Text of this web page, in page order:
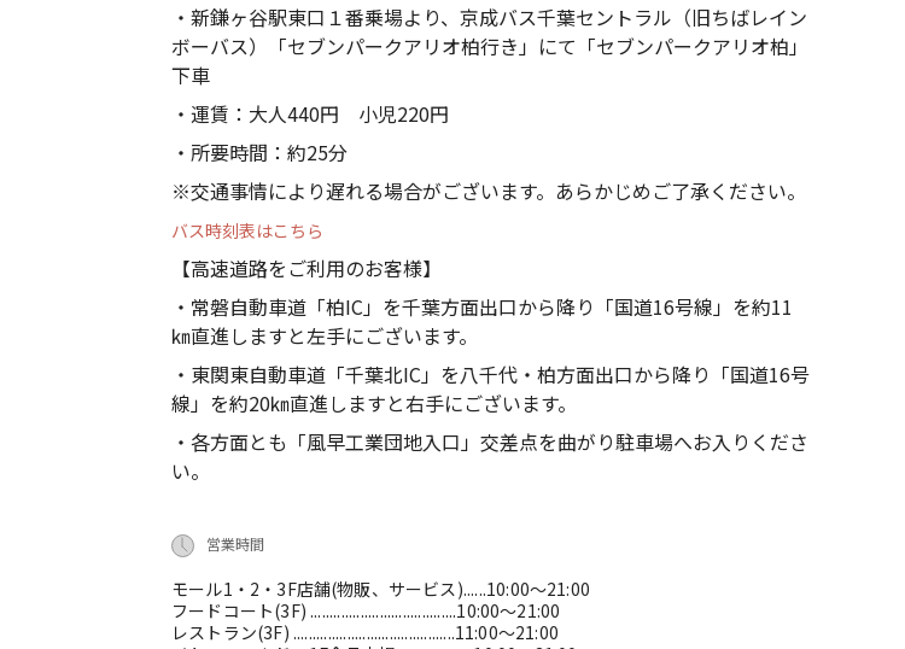
・新鎌ヶ谷駅東口１番乗場より、京成バス千葉セントラル（旧ちばレイン
ボーバス）「セブンパークアリオ柏行き」にて「セブンパークアリオ柏」
下車
・運賃：大人440円 小児220円
・所要時間：約25分
※交通事情により遅れる場合がございます。あらかじめご了承ください。
バス時刻表はこちら
【高速道路をご利用のお客様】
・常磐自動車道「柏IC」を千葉方面出口から降り「国道16号線」を約11
㎞直進しますと左手にございます。
・東関東自動車道「千葉北IC」を八千代・柏方面出口から降り「国道16号
線」を約20㎞直進しますと右手にございます。
・各方面とも「風早工業団地入口」交差点を曲がり駐車場へお入りくださ
い。
営業時間
モール1・2・3F店舗(物販、サービス)......10:00～21:00
フードコート(3F) ......................................10:00～21:00
レストラン(3F) ..........................................11:00～21:00